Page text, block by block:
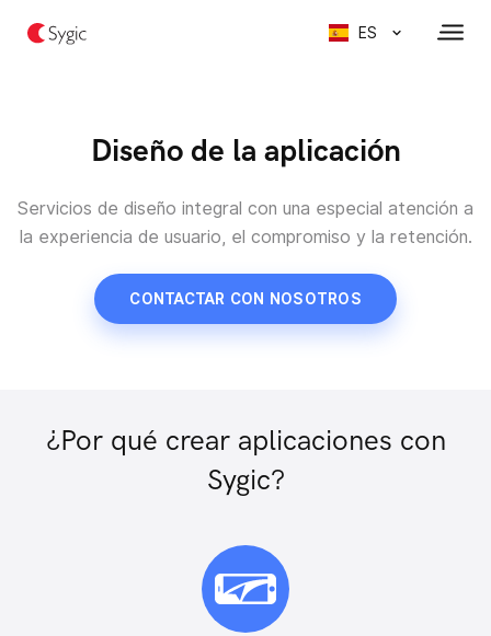
ES
Diseño de la aplicación
Servicios de diseño integral con una especial atención a
la experiencia de usuario, el compromiso y la retención.
CONTACTAR CON NOSOTROS
¿Por qué crear aplicaciones con
Sygic?